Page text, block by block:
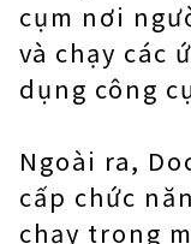
cụm nơi
và chạy các
dụng công
Ngoài ra,
cấp chức
chạy trong